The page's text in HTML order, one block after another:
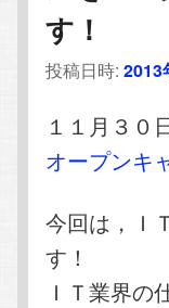
す！
投稿日時:2013
１１月３０
オープンキ
今回は，Ｉ
す！
ＩＴ業界